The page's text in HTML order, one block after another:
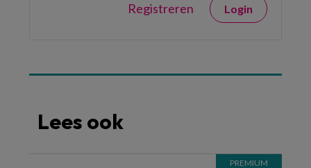
Registreren Login
Lees ook